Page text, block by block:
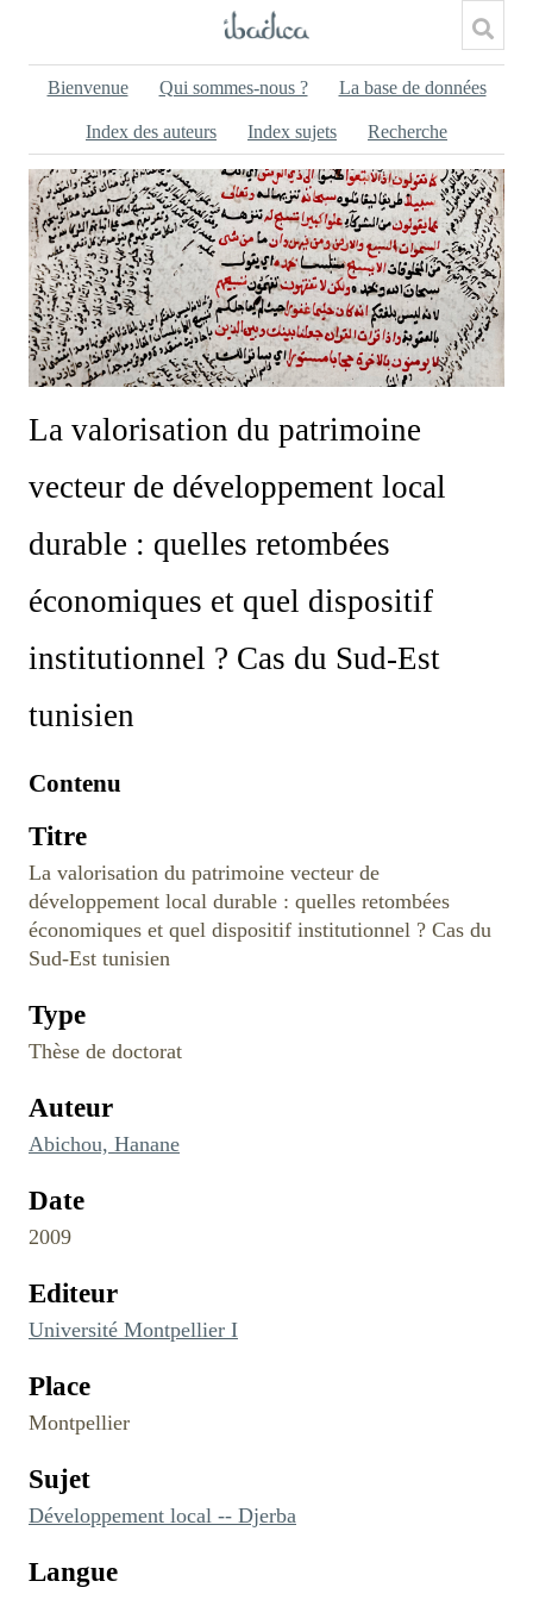
Bienvenue Qui sommes-nous ? La base de données
Index des auteurs Index sujets Recherche
La valorisation du patrimoine
vecteur de développement local
durable : quelles retombées
économiques et quel dispositif
institutionnel ? Cas du Sud-Est
tunisien
Contenu
Titre
La valorisation du patrimoine vecteur de
développement local durable : quelles retombées
économiques et quel dispositif institutionnel ? Cas du
Sud-Est tunisien
Type
Thèse de doctorat
Auteur
Abichou, Hanane
Date
2009
Editeur
Université Montpellier I
Place
Montpellier
Sujet
Développement local -- Djerba
Langue